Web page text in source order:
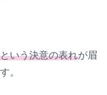
いう決意の表れが眉
。